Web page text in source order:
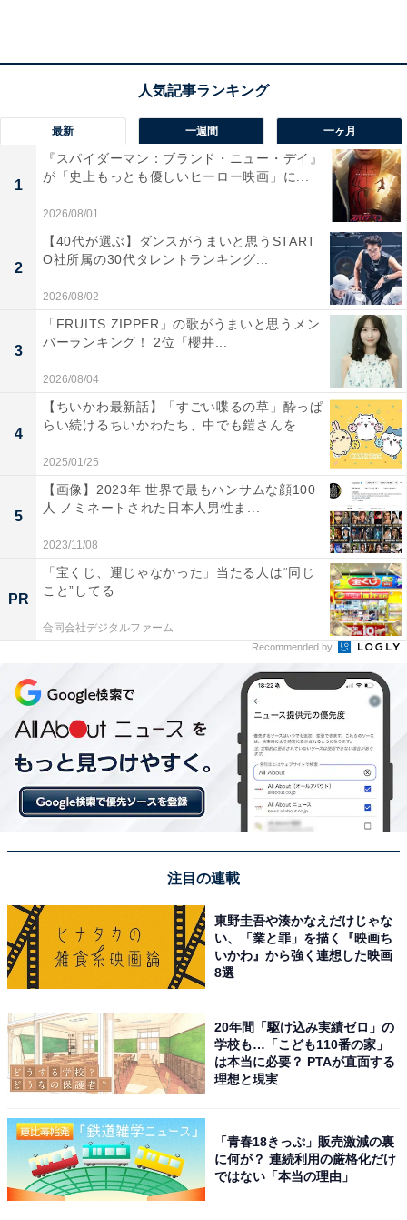
ニュースから音楽まで、『ブラタモリ』でブレー
クした林田理沙アナウンサー
まず紹介したいのが、林田理沙さんです。林田さんは
2014年にNHKへ入局したアナウンサーで、人気番組『ブ
ラタモリ』で5代目アシスタントを担当。品がありおし
とやかな印象で、進行能力も安定していて番組に出演す
るタモリさんとの相性も抜群でした。
その後も活躍は続き、『NHKニュース7』『ニュースウ
オッチ9』など、NHKの人気女性アナウンサーの登竜門
的な番組でキャスターを担当。さらに音楽番組でも大活
出典：NHK『ニュースウオッチ9』公式Webサイト）
林田さんはNHKの女性アナウンサーとしては異色の経歴
の持ち主で、東京芸術大学の音楽学部楽理科を卒業して
NHKに入局。絶対音感があるといわれ、ピアノをはじめ
とする楽器の腕前も相当なものです。
これまでもクラシック関連の番組の司会や進行を担当し
ていますが、注目すべきは『星野源のおんがくこうろ
ん』（NHK Eテレ）への出演。ミュージシャンで俳優の
マニアックな音楽も紹介することで人気です。林田さん
も多彩な音楽の知識を披露し、ファンを拡大させるキッ
カケにもなりました。
最新 一週間 一ヶ月
1
『スパイダーマン：ブランド・ニュー・デイ』
が「史上もっとも優しいヒーロー映画」に...
2026/08/01
2
【40代が選ぶ】ダンスがうまいと思うSTART
O社所属の30代タレントランキング...
2026/08/02
3
「FRUITS ZIPPER」の歌がうまいと思うメン
バーランキング！ 2位「櫻井...
2026/08/04
4
【ちいかわ最新話】「すごい喋るの草」酔っぱ
らい続けるちいかわたち、中でも鎧さんを...
2025/01/25
5
【画像】2023年 世界で最もハンサムな顔100
人 ノミネートされた日本人男性ま...
2023/11/08
PR
「宝くじ、運じゃなかった」当たる人は“同じ
こと”してる
合同会社デジタルファーム
Recommended by
注目の連載
東野圭吾や湊かなえだけじゃな
い、「業と罪」を描く『映画ち
いかわ』から強く連想した映画
8選
20年間「駆け込み実績ゼロ」の
学校も…「こども110番の家」
は本当に必要？ PTAが直面する
理想と現実
「青春18きっぷ」販売激減の裏
に何が？ 連続利用の厳格化だけ
ではない「本当の理由」